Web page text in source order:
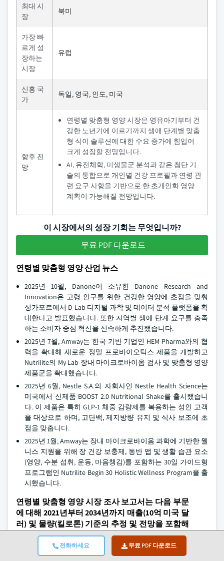
전화하세요 무료 PDF 다운로드
최대 시
장
북미
가장 빠
르게 성
장하는
시장
유럽
신흥 국
가
독일, 영국, 인도, 미국
향후 전
망
연령별 맞춤형 영양 시장은 영유아기부터 건
강한 노년기에 이르기까지 생애 단계별 맞춤
형 식이 솔루션에 대한 수요 증가에 힘입어
크게 성장할 전망입니다.
AI, 유전체학, 미생물군 분석과 같은 첨단 기
술의 통합으로 개인별 건강 프로필과 연령 관
련 요구 사항을 기반으로 한 초개인화 영양
계획이 가능해질 전망입니다.
이 시장에서의 성장 기회는 무엇입니까?
무료 PDF 다운로드
연령별 맞춤형 영양 산업 뉴스
2025년 10월, Danone이 소유한 Danone Research and
Innovation은 고령 인구를 위한 건강한 영양에 초점을 맞춰
싱가포르에서 D-Lab 디지털 과학 및 데이터 분석 플랫폼을 확
대한다고 발표했습니다. 또한 지역별 생애 단계 요구를 충족
하는 소비자 중심 혁신을 신속하게 추진했습니다.
2025년 7월, Amway는 한국 기반 기업인 HEM Pharma와의 협
력을 확대해 새로운 정밀 프로바이오틱스 제품을 개발하고
Nutrilite의 My Lab 장내 마이크로바이옴 검사 및 맞춤형 영양
제품군을 확대했습니다.
2025년 6월, Nestle S.A.의 자회사인 Nestle Health Science는
미국에서 신제품 BOOST 2.0 Nutritional Shake를 출시했습니
다. 이 제품은 특히 GLP-1 체중 감량제를 복용하는 성인 고객
을 대상으로 하며, 고단백, 제지방량 유지 및 식사 보조에 초
점을 맞춥니다.
2025년 1월, Amway는 장내 마이크로바이옴 과학에 기반한 웰
니스 지원을 위해 장 건강 보충제, 동반 앱 및 생활 습관 요소
(영양, 수분 섭취, 운동, 마음챙김)를 포함하는 30일 가이드형
프로그램인 Nutrilite Begin 30 Holistic Wellness Program을 출
시했습니다.
연령별 맞춤형 영양 시장 조사 보고서는 다음 부문
에 대해 2021년부터 2034년까지 매출(10억 미국 달
러) 및 물량(킬로톤) 기준의 추정 및 전망을 포함해
산업을 심층적으로 다룹니다 .
연령대별 시장